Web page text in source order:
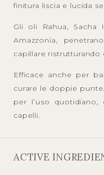
finitura liscia e lucida
Gli oli Rahua,
Amazzonia,
capillare ristrutturando
Efficace anche per
curare le doppie
per l’uso
capelli.
ACTIVE